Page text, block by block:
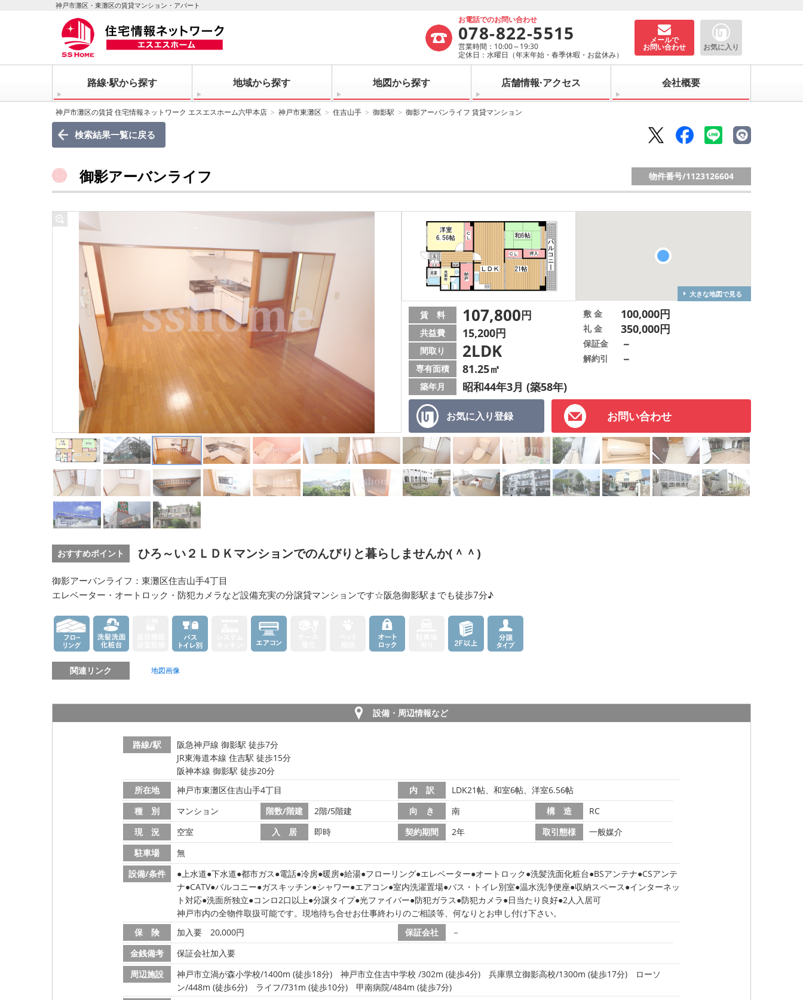
神戸市灘区・東灘区の賃貸マンション・アパート
お電話でのお問い合わせ
078-822-5515
営業時間：10:00～19:30
定休日：水曜日（年末年始・春季休暇・お盆休み）
メールで
お問い合わせ お気に入り
路線·駅から探す 地域から探す 地図から探す 店舗情報·アクセス 会社概要
神戸市灘区の賃貸 住宅情報ネットワーク エスエスホーム六甲本店 神戸市東灘区 住吉山手 御影駅 御影アーバンライフ 賃貸マンション
検索結果一覧に戻る
御影アーバンライフ 物件番号/1123126604
大きな地図で見る
お気に入り登録 お問い合わせ
賃 料 107,800円
共益費 15,200円
間取り 2LDK
専有面積 81.25㎡
築年月 昭和44年3月 (築58年)
敷 金 100,000円
礼 金 350,000円
保証金 －
解約引 －
おすすめポイント ひろ～い２ＬＤＫマンションでのんびりと暮らしませんか(＾＾)
御影アーバンライフ：東灘区住吉山手4丁目
エレベーター・オートロック・防犯カメラなど設備充実の分譲貸マンションです☆阪急御影駅までも徒歩7分♪
関連リンク 地図画像
設備・周辺情報など
路線/駅
阪急神戸線 御影駅 徒歩7分
JR東海道本線 住吉駅 徒歩15分
阪神本線 御影駅 徒歩20分
所在地
神戸市東灘区住吉山手4丁目 内 訳
LDK21帖、和室6帖、洋室6.56帖
種 別
マンション 階数/階建 2階/5階建 向 き 南 構 造
RC
現 況
空室 入 居 即時 契約期間 2年 取引態様
一般媒介
駐車場
無
設備/条件
上水道 下水道 都市ガス 電話 冷房 暖房 給湯 フローリング エレベーター オートロック 洗髪洗面化粧台 BSアンテナ CSアンテ
ナ CATV バルコニー ガスキッチン シャワー エアコン 室内洗濯置場 バス・トイレ別室 温水洗浄便座 収納スペース インターネッ
ト対応 洗面所独立 コンロ2口以上 分譲タイプ 光ファイバー 防犯ガラス 防犯カメラ 日当たり良好 2人入居可
神戸市内の全物件取扱可能です。現地待ち合せお仕事終わりのご相談等、何なりとお申し付け下さい。
保 険
加入要 20,000円 保証会社
－
金銭備考
保証会社加入要
周辺施設
神戸市立渦が森小学校/1400m (徒歩18分) 神戸市立住吉中学校 /302m (徒歩4分) 兵庫県立御影高校/1300m (徒歩17分)
ローソ
ン/448m (徒歩6分)
ライフ/731m (徒歩10分)
甲南病院/484m (徒歩7分)